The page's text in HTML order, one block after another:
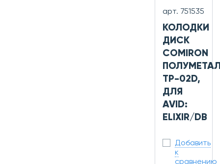
арт. 751535
КОЛОДКИ
ДИСК
COMIRON
TP-02D,
ДЛЯ
AVID:
ELIXIR/DB
Добавить
к
сравнению